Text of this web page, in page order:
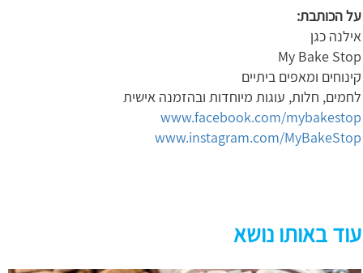
על הכותבת:
אילנה כגן
My Bake Stop
קינוחים ומאפים ביתיים
לחמים, חלות, עוגות מיוחדות ובהזמנה אישית
www.facebook.com/mybakestop
www.instagram.com/MyBakeStop
עוד באותו נושא